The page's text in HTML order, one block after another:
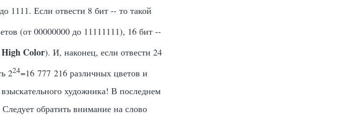
1111. Если отвести 8 бит -- то такой
(от 00000000 до 11111111), 16 бит --
High Color). И, наконец, если отвести 24
224=16 777 216 различных цветов и
художника! В последнем
Следует обратить внимание на слово